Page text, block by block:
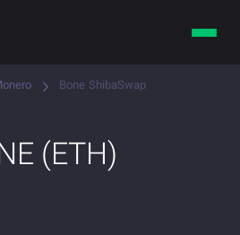
Bone ShibaSwap
(ETH)